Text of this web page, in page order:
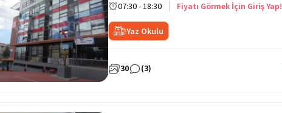
07:30 - 18:30 Fiyatı Görmek İçin Giriş Yap!
Yaz Okulu
30 (3)